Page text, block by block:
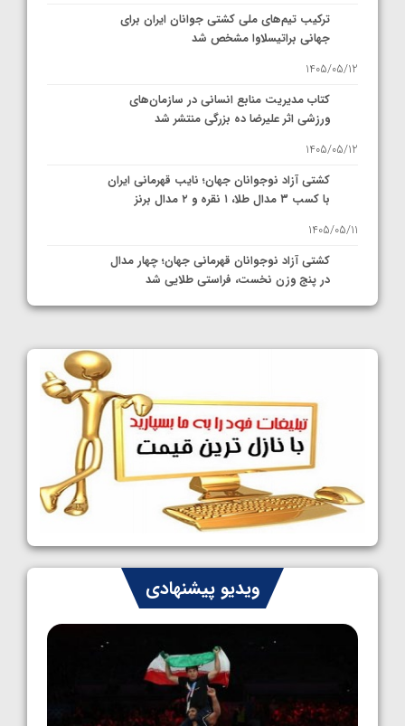
ترکیب تیم‌های ملی کشتی جوانان ایران برای
جهانی براتیسلاوا مشخص شد
1405/05/12
کتاب مدیریت منابع انسانی در سازمان‌های
ورزشی اثر علیرضا ده بزرگی منتشر شد
1405/05/12
کشتی آزاد نوجوانان جهان؛ نایب قهرمانی ایران
با کسب ۳ مدال طلا، ۱ نقره و ۲ مدال برنز
1405/05/11
کشتی آزاد نوجوانان قهرمانی جهان؛ چهار مدال
در پنج وزن نخست، فراستی طلایی شد
1405/05/11
کشتی آزاد نوجوانان جهان؛ رقبای نمایندگان
ایران مشخص شدند
1405/05/08
کشتی فرنگی نوجوانان جهان؛ سکوی تیمی
سوم برای ایران
1405/05/07
ایران چشم به راه چهار مدال در پنج وزن دوم
کشتی فرنگی نوجوانان جهان
1405/05/06
ویدیو پیشنهادی